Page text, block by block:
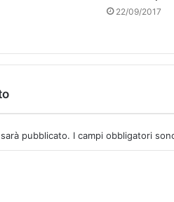
22/09/2017
pubblicato. I campi obbligatori